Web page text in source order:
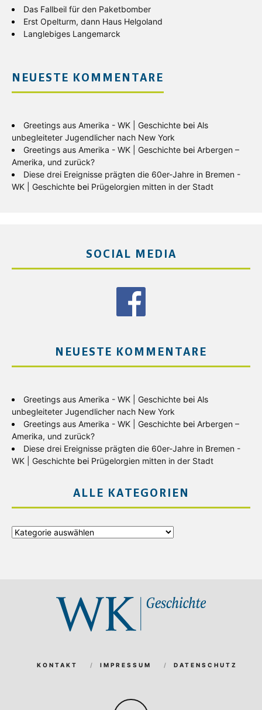
Das Fallbeil für den Paketbomber
Erst Opelturm, dann Haus Helgoland
Langlebiges Langemarck
NEUESTE KOMMENTARE
Greetings aus Amerika - WK | Geschichte bei Als
unbegleiteter Jugendlicher nach New York
Greetings aus Amerika - WK | Geschichte bei Arbergen –
Amerika, und zurück?
Diese drei Ereignisse prägten die 60er-Jahre in Bremen -
WK | Geschichte bei Prügelorgien mitten in der Stadt
SOCIAL MEDIA
NEUESTE KOMMENTARE
Greetings aus Amerika - WK | Geschichte bei Als
unbegleiteter Jugendlicher nach New York
Greetings aus Amerika - WK | Geschichte bei Arbergen –
Amerika, und zurück?
Diese drei Ereignisse prägten die 60er-Jahre in Bremen -
WK | Geschichte bei Prügelorgien mitten in der Stadt
ALLE KATEGORIEN
Alle
KONTAKT IMPRESSUM DATENSCHUTZ